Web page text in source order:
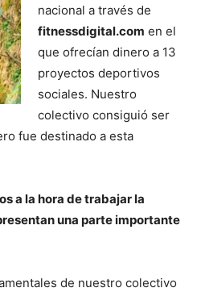
nacional a través de
fitnessdigital.com en el
que ofrecían dinero a 13
proyectos deportivos
sociales. Nuestro
colectivo consiguió ser
fue destinado a esta
a la hora de trabajar la
una parte importante
de nuestro colectivo